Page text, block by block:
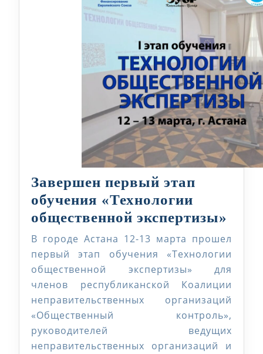
Завершен первый этап
обучения «Технологии
общественной экспертизы»
этап
В городе Астана 12-13 марта прошел
первый этап обучения «Технологии
общественной экспертизы» для
членов республиканской Коалиции
неправительственных организаций
«Общественный контроль»,
руководителей ведущих
неправительственных организаций и